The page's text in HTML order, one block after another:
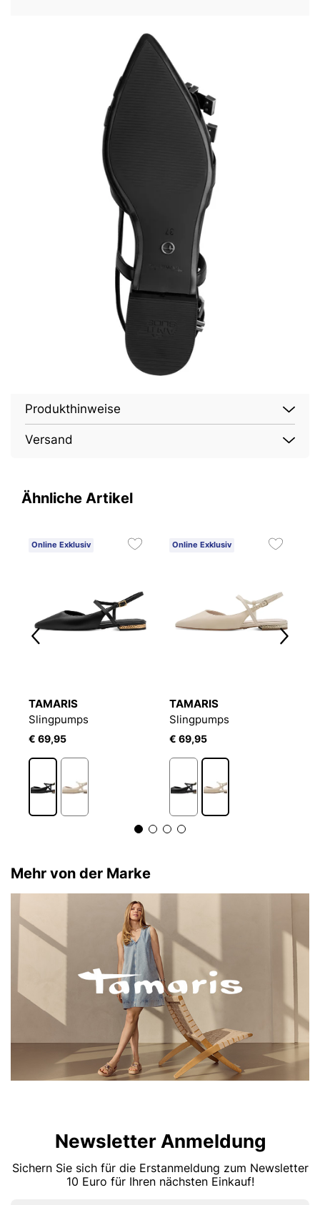
Produkthinweise
Versand
Ähnliche Artikel
Online Exklusiv
TAMARIS
Slingpumps
€ 69,95
Online Exklusiv
TAMARIS
Slingpumps
€ 69,95
Mehr von der Marke
Newsletter Anmeldung
Sichern Sie sich für die Erstanmeldung zum Newsletter
10 Euro für Ihren nächsten Einkauf!